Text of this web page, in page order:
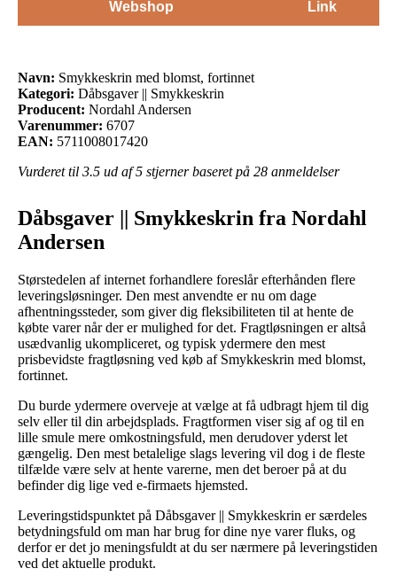
Webshop Link
Navn: Smykkeskrin med blomst, fortinnet
Kategori: Dåbsgaver || Smykkeskrin
Producent: Nordahl Andersen
Varenummer: 6707
EAN: 5711008017420
Vurderet til 3.5 ud af 5 stjerner baseret på 28 anmeldelser
Dåbsgaver || Smykkeskrin fra Nordahl
Andersen
Størstedelen af internet forhandlere foreslår efterhånden flere
leveringsløsninger. Den mest anvendte er nu om dage
afhentningssteder, som giver dig fleksibiliteten til at hente de
købte varer når der er mulighed for det. Fragtløsningen er altså
usædvanlig ukompliceret, og typisk ydermere den mest
prisbevidste fragtløsning ved køb af Smykkeskrin med blomst,
fortinnet.
Du burde ydermere overveje at vælge at få udbragt hjem til dig
selv eller til din arbejdsplads. Fragtformen viser sig af og til en
lille smule mere omkostningsfuld, men derudover yderst let
gængelig. Den mest betalelige slags levering vil dog i de fleste
tilfælde være selv at hente varerne, men det beroer på at du
befinder dig lige ved e-firmaets hjemsted.
Leveringstidspunktet på Dåbsgaver || Smykkeskrin er særdeles
betydningsfuld om man har brug for dine nye varer fluks, og
derfor er det jo meningsfuldt at du ser nærmere på leveringstiden
ved det aktuelle produkt.